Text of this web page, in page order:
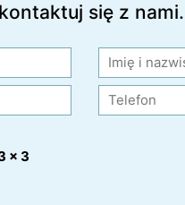
się z nami.
x 3